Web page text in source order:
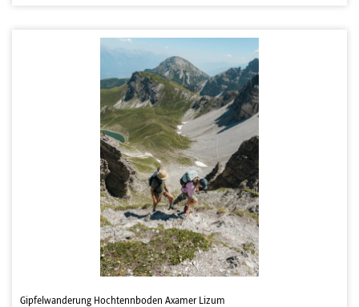
Gipfelwanderung Hochtennboden Axamer Lizum